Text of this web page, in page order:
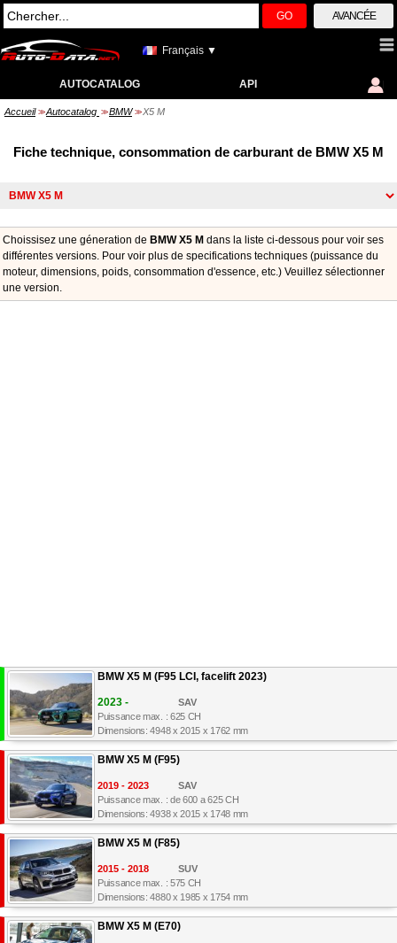
GO AVANCÉE
Français ▼
AUTOCATALOG API
Accueil >> Autocatalog >> BMW >> X5 M
Fiche technique, consommation de carburant de BMW X5 M
Choissisez une géneration de BMW X5 M dans la liste ci-dessous pour voir ses
différentes versions. Pour voir plus de specifications techniques (puissance du
moteur, dimensions, poids, consommation d'essence, etc.) Veuillez sélectionner
une version.
BMW X5 M (F95 LCI, facelift 2023)
2023 -
SAV
Puissance max. : 625 CH
Dimensions: 4948 x 2015 x 1762 mm
BMW X5 M (F95)
2019 - 2023
SAV
Puissance max. : de 600 a 625 CH
Dimensions: 4938 x 2015 x 1748 mm
BMW X5 M (F85)
2015 - 2018
SUV
Puissance max. : 575 CH
Dimensions: 4880 x 1985 x 1754 mm
BMW X5 M (E70)